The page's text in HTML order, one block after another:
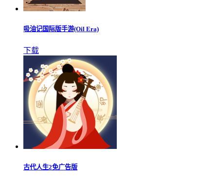
吸油记国际版手游(Oil Era)
下载
古代人生2免广告版